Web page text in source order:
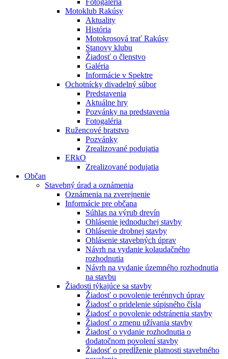
Fotogaléria
Motoklub Rakúsy
Aktuality
História
Motokrosová trať Rakúsy
Stanovy klubu
Žiadosť o členstvo
Galéria
Informácie v Spektre
Ochotnícky divadelný súbor
Predstavenia
Aktuálne hry
Pozvánky na predstavenia
Fotogaléria
Ružencové bratstvo
Pozvánky
Zrealizované podujatia
ERkO
Zrealizované podujatia
Občan
Stavebný úrad a oznámenia
Oznámenia na zverejnenie
Informácie pre občana
Súhlas na výrub drevín
Ohlásenie jednoduchej stavby
Ohlásenie drobnej stavby
Ohlásenie stavebných úprav
Návrh na vydanie kolaudačného
rozhodnutia
Návrh na vydanie územného rozhodnutia
na stavbu
Žiadosti týkajúce sa stavby
Žiadosť o povolenie terénnych úprav
Žiadosť o pridelenie súpisného čísla
Žiadosť o povolenie odstránenia stavby
Žiadosť o zmenu užívania stavby
Žiadosť o vydanie rozhodnutia o
dodatočnom povolení stavby
Žiadosť o predĺženie platnosti stavebného